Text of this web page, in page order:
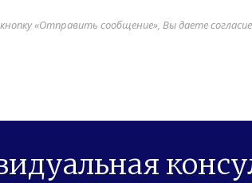
«Отправить сообщение», Вы даете